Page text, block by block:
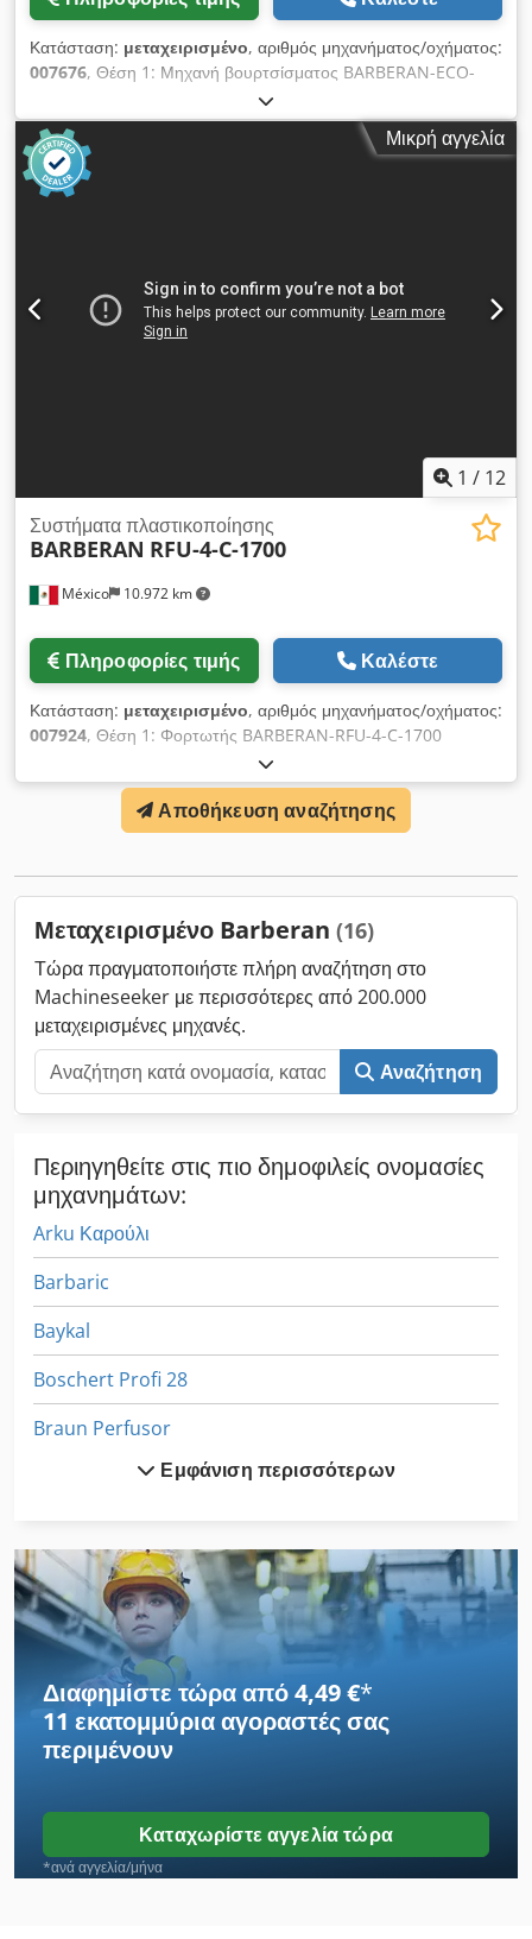
Κατάσταση: μεταχειρισμένο, αριθμός μηχανήματος/οχήματος:
007676, Θέση 1: Μηχανή βουρτσίσματος BARBERAN-ECO-
1700-H-SI Θέση 2: Μηχανή εφαρμογής σεντονιών BARBERAN-
ECO-1700-H-SI Θέση 3: Συνεχής πρέσα BARBERAN-ECO-
1700-H-SI Θέση 4: Συνεχής πρέσα BARBERAN-ECO-1700-H-SI
Csdpfxswuzzre Akvjrf
Μικρή αγγελία
1 / 12
México 10.972 km
Συστήματα πλαστικοποίησης
BARBERAN RFU-4-C-1700
Πληροφορίες τιμής Καλέστε
Κατάσταση: μεταχειρισμένο, αριθμός μηχανήματος/οχήματος:
007924, Θέση 1: Φορτωτής BARBERAN-RFU-4-C-1700
Credowu Agcepfx Akvsf Θέση 2: Βουρτσιστικό μηχάνημα
BARBERAN-RFU-4-C-1700 Θέση 3: Calender BARBERAN-
RFU-4-C-1700 Θέση 4: Μηχάνημα εφαρμογής λευκών ειδών
BARBERAN-RFU-4-C-1700 Θέση 5: Συνεχής πίεση
RFU-4-C-1700
Αποθήκευση αναζήτησης
Μεταχειρισμένο Barberan (16)
Τώρα πραγματοποιήστε πλήρη αναζήτηση στο
Machineseeker με περισσότερες από 200.000
μεταχειρισμένες μηχανές.
Αναζήτηση
Περιηγηθείτε στις πιο δημοφιλείς ονομασίες
μηχανημάτων:
Arku Καρούλι
Barbaric
Baykal
Boschert Profi 28
Braun Perfusor
Eisele
Fabbri Ofen
Felder
Graule
Graule Πριόνι
Habermann Βυθοκόροι Αναρρόφησης
Haffner
Εμφάνιση περισσότερων
Διαφημίστε τώρα από 4,49 €*
11 εκατομμύρια αγοραστέςσας
περιμένουν
Καταχωρίστε αγγελία τώρα
*ανά αγγελία/μήνα